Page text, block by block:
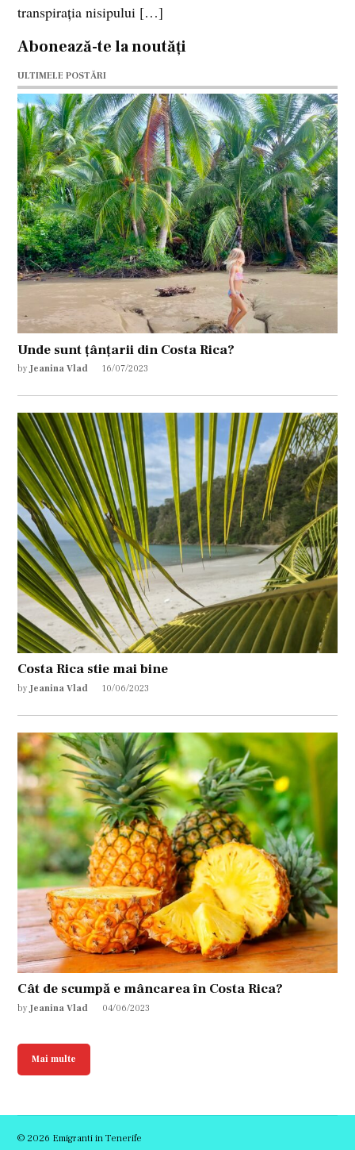
transpiraţia nisipului […]
Abonează-te la noutăți
ULTIMELE POSTĂRI
Unde sunt țânțarii din Costa Rica?
by Jeanina Vlad 16/07/2023
Costa Rica stie mai bine
by Jeanina Vlad 10/06/2023
Cât de scumpă e mâncarea în Costa Rica?
by Jeanina Vlad 04/06/2023
Mai multe
© 2026 Emigranti in Tenerife